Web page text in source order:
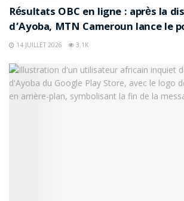
Résultats OBC en ligne : après la
d’Ayoba, MTN Cameroun lance le
14 JUILLET 2026 3.1K